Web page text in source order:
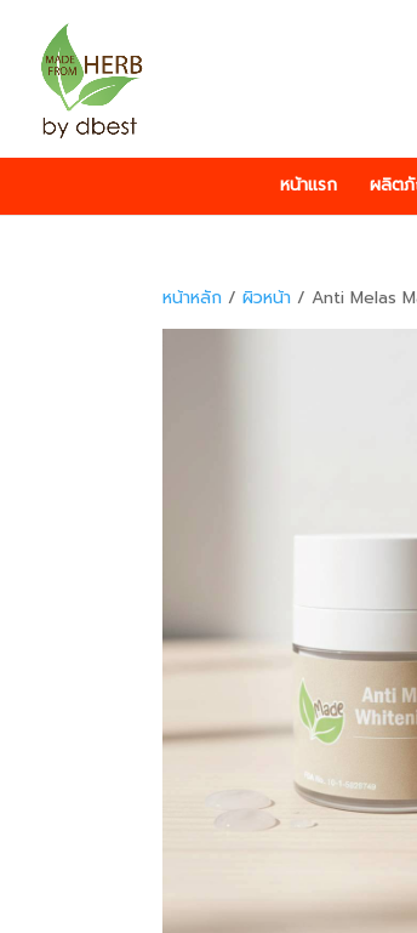
หน้าแรก ผลิต
หน้าหลัก /ผิวหน้า / Anti Melas